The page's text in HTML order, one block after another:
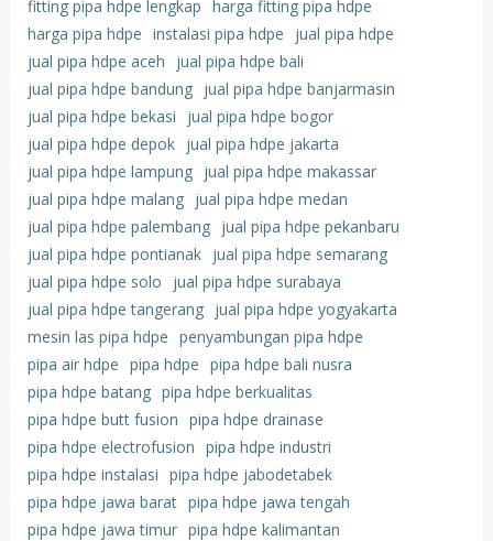
fitting pipa hdpe lengkap harga fitting pipa hdpe
harga pipa hdpe instalasi pipa hdpe
jual pipa hdpe
jual pipa hdpe aceh
jual pipa hdpe bali
jual pipa hdpe bandung jual pipa hdpe banjarmasin
jual pipa hdpe bekasi
jual pipa hdpe bogor
jual pipa hdpe depok jual pipa hdpe jakarta
jual pipa hdpe lampung jual pipa hdpe makassar
jual pipa hdpe malang jual pipa hdpe medan
jual pipa hdpe palembang jual pipa hdpe pekanbaru
jual pipa hdpe pontianak jual pipa hdpe semarang
jual pipa hdpe solo
jual pipa hdpe surabaya
jual pipa hdpe tangerang jual pipa hdpe yogyakarta
mesin las pipa hdpe penyambungan pipa hdpe
pipa air hdpe pipa hdpe pipa hdpe bali nusra
pipa hdpe batang pipa hdpe berkualitas
pipa hdpe butt fusion pipa hdpe drainase
pipa hdpe electrofusion pipa hdpe industri
pipa hdpe instalasi pipa hdpe jabodetabek
pipa hdpe jawa barat pipa hdpe jawa tengah
pipa hdpe jawa timur pipa hdpe kalimantan